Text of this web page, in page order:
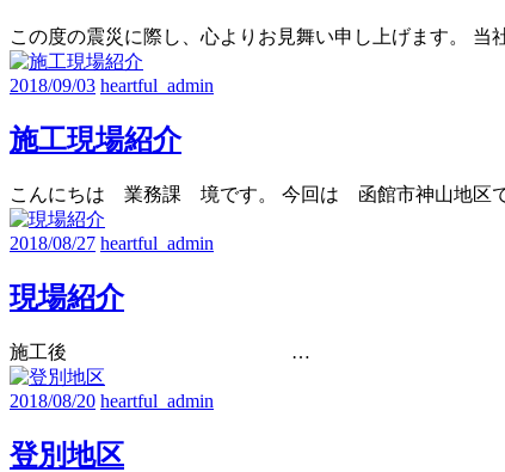
この度の震災に際し、心よりお見舞い申し上げます。
2018/09/03 heartful_admin
施工現場紹介
こんにちは 業務課 境です。 今回は 函館市神山地区
2018/08/27 heartful_admin
現場紹介
施工後 …
2018/08/20 heartful_admin
登別地区